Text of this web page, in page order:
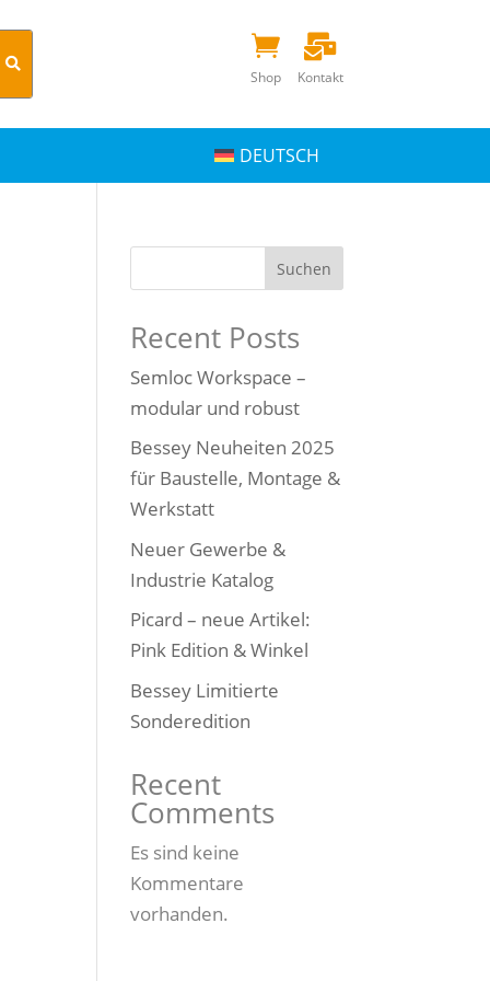

Shop

Kontakt
DEUTSCH
Suchen
Recent Posts
Semloc Workspace –
modular und robust
Bessey Neuheiten 2025
für Baustelle, Montage &
Werkstatt
Neuer Gewerbe &
Industrie Katalog
Picard – neue Artikel:
Pink Edition & Winkel
Bessey Limitierte
Sonderedition
Recent
Comments
Es sind keine
Kommentare
vorhanden.